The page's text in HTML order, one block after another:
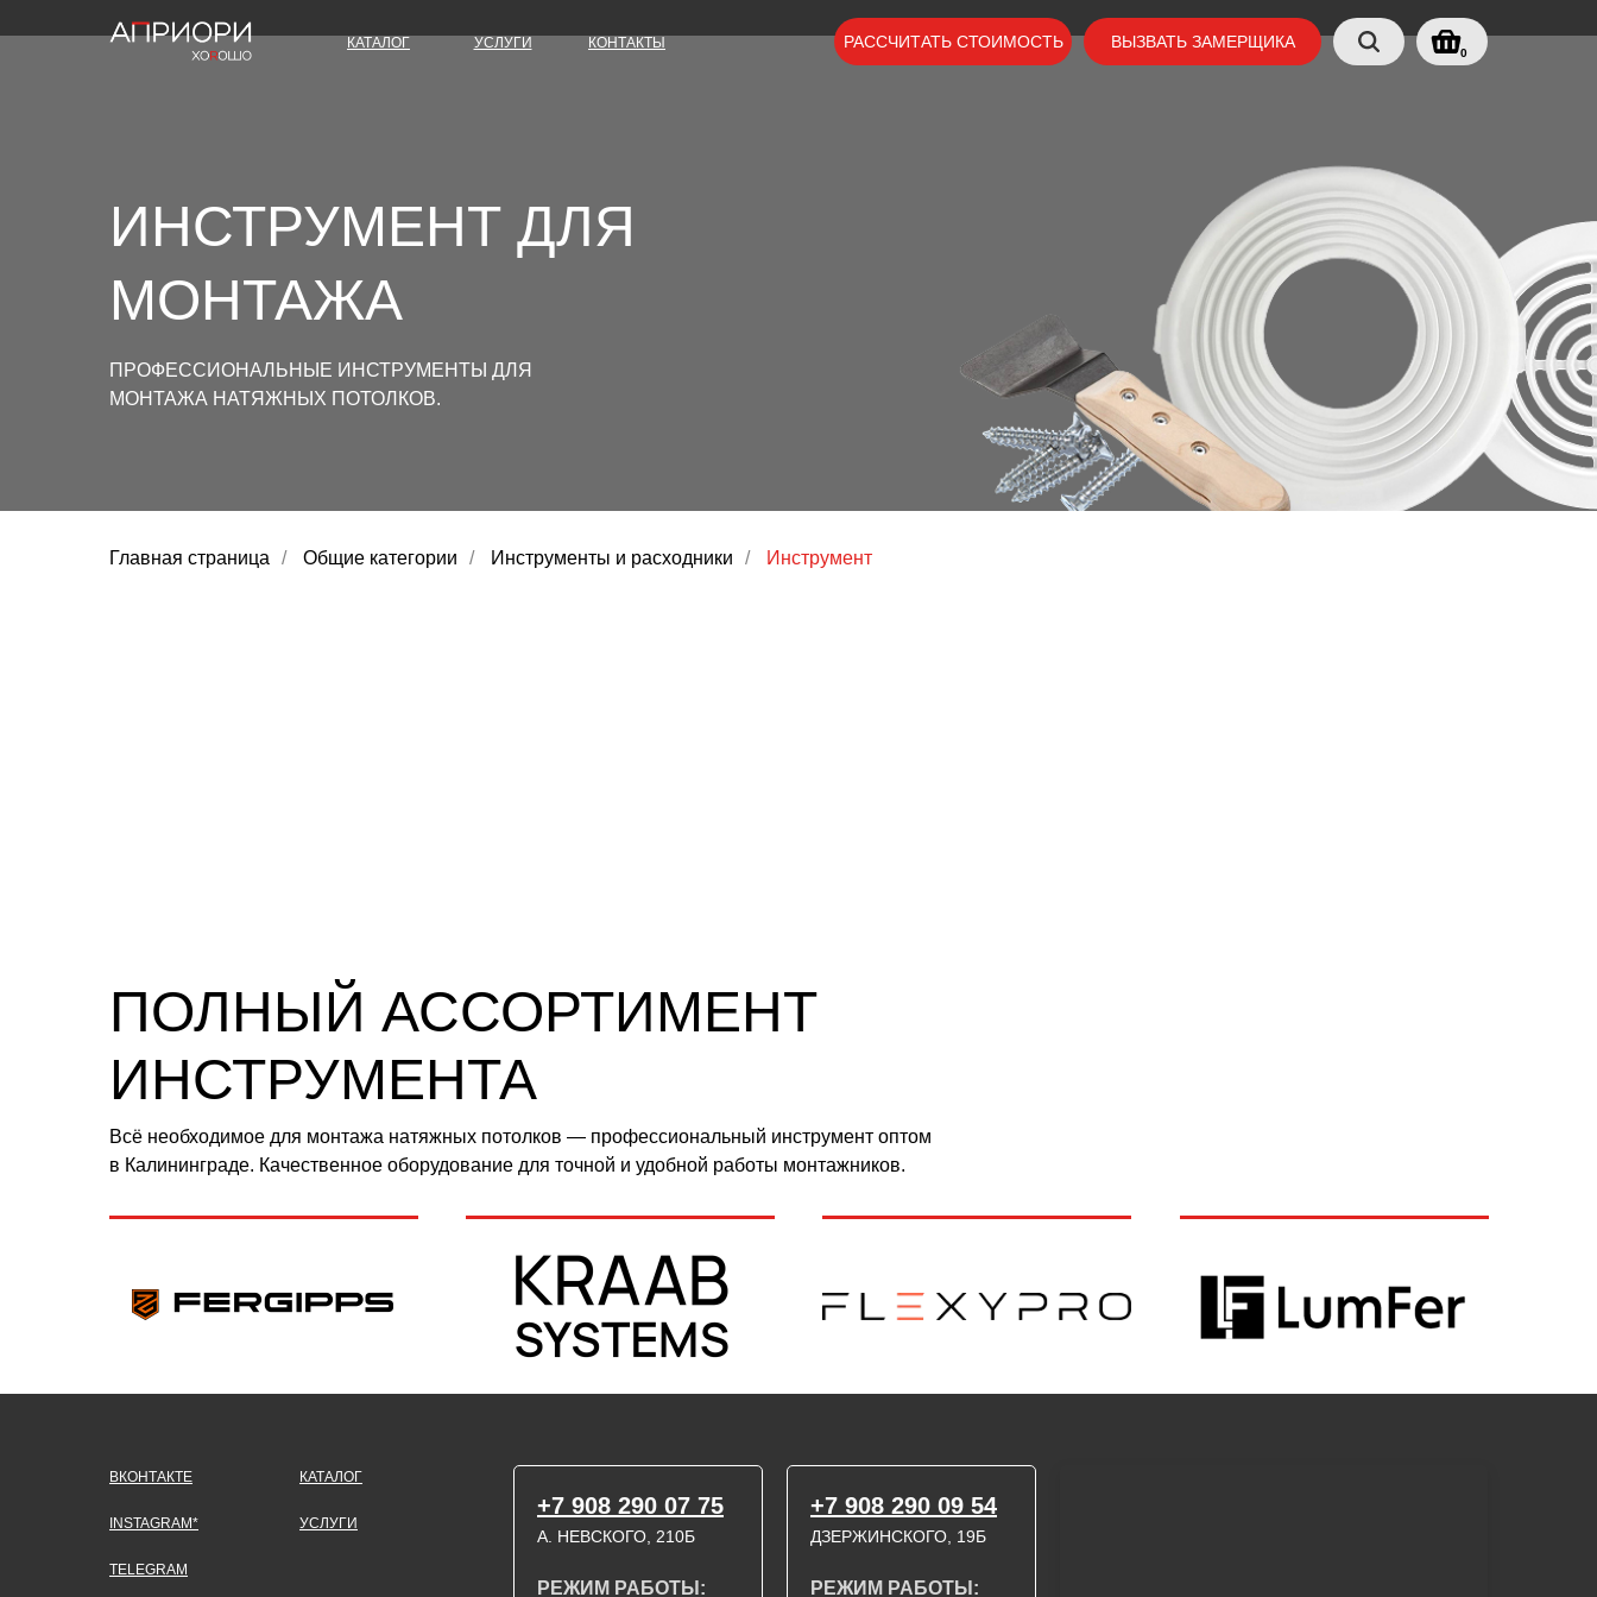
КОНТАКТЫ
УСЛУГИ
КАТАЛОГ ВЫЗВАТЬ ЗАМЕРЩИКА
РАССЧИТАТЬ СТОИМОСТЬ
0
ИНСТРУМЕНТ ДЛЯ
МОНТАЖА
ПРОФЕССИОНАЛЬНЫЕ ИНСТРУМЕНТЫ ДЛЯ
МОНТАЖА НАТЯЖНЫХ ПОТОЛКОВ.
Главная страница / Общие категории / Инструменты и расходники / Инструмент
ПОЛНЫЙ АССОРТИМЕНТ
ИНСТРУМЕНТА
Всё необходимое для монтажа натяжных потолков — профессиональный инструмент оптом
в Калининграде. Качественное оборудование для точной и удобной работы монтажников.
TELEGRAM
INSTAGRAM*
ВКОНТАКТЕ
ДЗЕРЖИНСКОГО, 19Б
А. НЕВСКОГО, 210Б
УСЛУГИ
+7 908 290 09 54
РЕЖИМ РАБОТЫ: РЕЖИМ РАБОТЫ:
+7 908 290 07 75
КАТАЛОГ